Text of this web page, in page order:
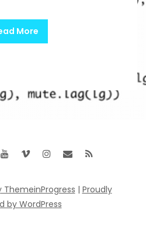
More
ThemeinProgress | Proudly
by WordPress